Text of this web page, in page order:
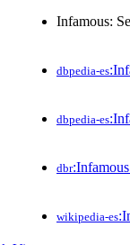
Infamous:
dbpedia-es
dbpedia-es
dbr
wikipedia-es